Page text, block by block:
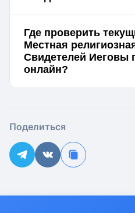
Где проверить
Местная
Свидетелей Иеговы
онлайн?
Поделиться